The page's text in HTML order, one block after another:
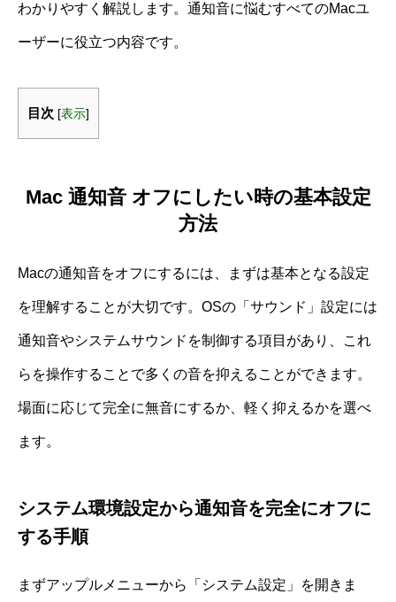
わかりやすく解説します。通知音に悩むすべてのMacユ
ーザーに役立つ内容です。
目次 [表示]
Mac 通知音 オフにしたい時の基本設定
方法
Macの通知音をオフにするには、まずは基本となる設定
を理解することが大切です。OSの「サウンド」設定には
通知音やシステムサウンドを制御する項目があり、これ
らを操作することで多くの音を抑えることができます。
場面に応じて完全に無音にするか、軽く抑えるかを選べ
ます。
システム環境設定から通知音を完全にオフに
する手順
まずアップルメニューから「システム設定」を開きま